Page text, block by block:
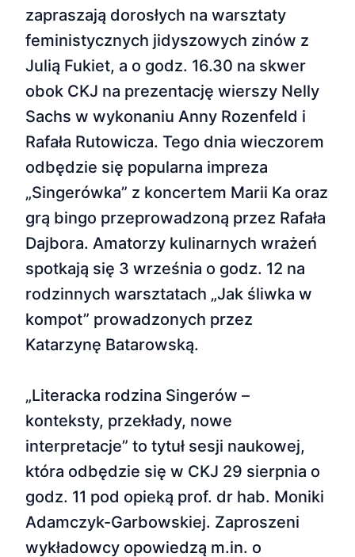
zapraszają dorosłych na warsztaty
feministycznych jidyszowych zinów z
Julią Fukiet, a o godz. 16.30 na skwer
obok CKJ na prezentację wierszy Nelly
Sachs w wykonaniu Anny Rozenfeld i
Rafała Rutowicza. Tego dnia wieczorem
odbędzie się popularna impreza
„Singerówka” z koncertem Marii Ka oraz
grą bingo przeprowadzoną przez Rafała
Dajbora. Amatorzy kulinarnych wrażeń
spotkają się 3 września o godz. 12 na
rodzinnych warsztatach „Jak śliwka w
kompot” prowadzonych przez
Katarzynę Batarowską.
„Literacka rodzina Singerów –
konteksty, przekłady, nowe
interpretacje” to tytuł sesji naukowej,
która odbędzie się w CKJ 29 sierpnia o
godz. 11 pod opieką prof. dr hab. Moniki
Adamczyk-Garbowskiej. Zaproszeni
wykładowcy opowiedzą m.in. o